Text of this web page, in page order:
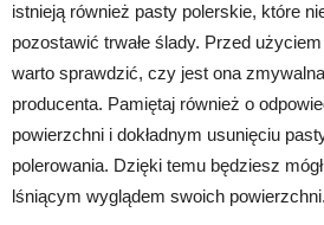
istnieją również pasty polerskie, które
pozostawić trwałe ślady. Przed
warto sprawdzić, czy jest ona
producenta. Pamiętaj również o
powierzchni i dokładnym usunięciu
polerowania. Dzięki temu będziesz
lśniącym wyglądem swoich powierzchni.